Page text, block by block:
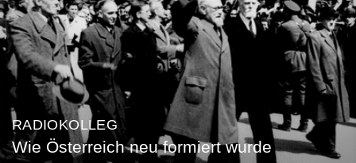
RADIOKOLLEG
Wie Österreich neu formiert wurde